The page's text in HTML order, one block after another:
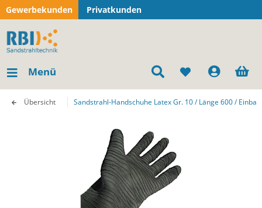
Gewerbekunden Privatkunden
Menü
Übersicht Sandstrahl-Handschuhe Latex Gr. 10 / Länge 600 / Einbau